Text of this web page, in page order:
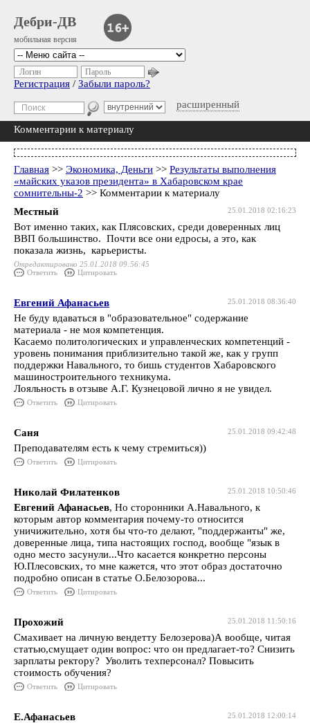
Дебри-ДВ
мобильная версия
расширенный
Логин Пароль
Регистрация / Забыли пароль?
Комментарии к материалу
Главная >> Экономика, Деньги >> Результаты выполнения
«майских указов президента» в Хабаровском крае
сомнительны-2 >> Комментарии к материалу
25.01.2018 02:16:23
Местный
Вот именно таких, как Плясовских, среди доверенных лиц
ВВП большинство. Почти все они едросы, а это, как
показала жизнь, карьеристы.
Отредактировано 25.01.2018 09:56:45
Ответить
Цитировать
25.01.2018 08:36:40
Евгений Афанасьев
Не буду вдаваться в "образовательное" содержание
материала - не моя компетенция.
Касаемо политологических и управленческих компетенций -
уровень понимания приблизительно такой же, как у групп
поддержки Навального, то бишь студентов Хабаровского
машиностроительного техникума.
Лояльность в отзыве А.Г. Кузнецовой лично я не увидел.
Ответить Цитировать
25.01.2018 09:42:48
Саня
Преподавателям есть к чему стремиться))
Ответить Цитировать
25.01.2018 10:50:46
Николай Филатенков
Евгений Афанасьев, Но сторонники А.Навального, к
которым автор комментария почему-то относится
уничижительно, хотя бы что-то делают, "поддержанты" же,
доверенные лица, типа настоящих господ, вообще "язык в
одно место засунули...Что касается конкретно персоны
Ю.Плесовских, то мне кажется, что этот образ достаточно
подробно описан в статье О.Белозорова...
Ответить Цитировать
25.01.2018 11:50:16
Прохожий
Смахивает на личную вендетту Белозерова)А вообще, читая
статью,смущает один вопрос: что он предлагает-то? Снизить
зарплаты ректору? Уволить техперсонал? Повысить
стоимость обучения?
Ответить Цитировать
25.01.2018 12:00:14
Е.Афанасьев